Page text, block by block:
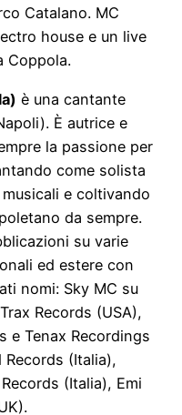
Catalano. MC
house e un live
Coppola.
è una cantante
È autrice e
la passione per
come solista
e coltivando
da sempre.
su varie
ed estere con
nomi: Sky MC su
Records (USA),
e Tenax Recordings
Records (Italia),
(Italia), Emi